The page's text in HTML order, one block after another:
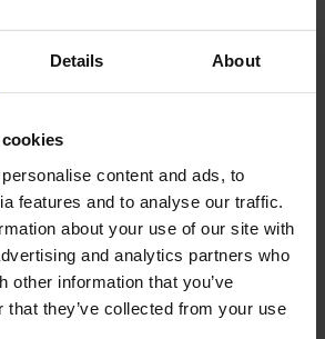
Details About
content and ads, to
features and to analyse our traffic.
about your use of our site with
and analytics partners who
other information that you’ve
that they’ve collected from your use
239 kr
kr
Köp nu